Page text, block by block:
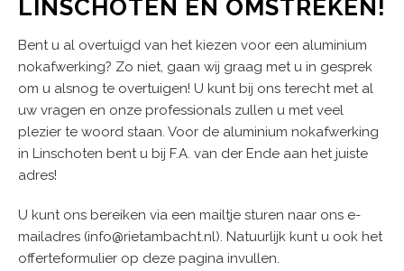
LINSCHOTEN EN OMSTREKEN!
Bent u al overtuigd van het kiezen voor een aluminium
nokafwerking? Zo niet, gaan wij graag met u in gesprek
om u alsnog te overtuigen! U kunt bij ons terecht met al
uw vragen en onze professionals zullen u met veel
plezier te woord staan. Voor de aluminium nokafwerking
in Linschoten bent u bij F.A. van der Ende aan het juiste
adres!
U kunt ons bereiken via een mailtje sturen naar ons e-
mailadres (info@rietambacht.nl). Natuurlijk kunt u ook het
offerteformulier op deze pagina invullen.